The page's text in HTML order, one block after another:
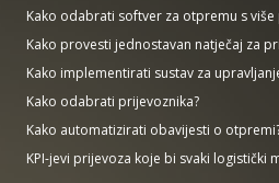
Kako odabrati softver za otpremu s više
Kako provesti jednostavan natječaj za
Kako implementirati sustav za
Kako odabrati prijevoznika?
Kako automatizirati obavijesti o
KPI-jevi prijevoza koje bi svaki logistički